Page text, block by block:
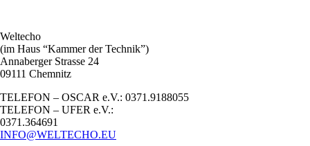
Weltecho
(im Haus “Kammer der Technik”)
Annaberger Strasse 24
09111 Chemnitz
TELEFON – OSCAR e.V.: 0371.9188055
TELEFON – UFER e.V.:
0371.364691
INFO@WELTECHO.EU